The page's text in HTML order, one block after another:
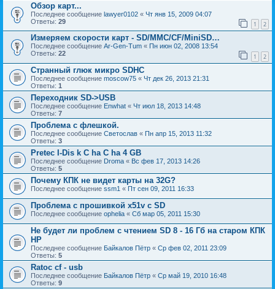
Обзор карт...
Последнее сообщение lawyer0102 « Чт янв 15, 2009 04:07
Ответы: 29 1 2
Измеряем скорости карт - SD/MMC/CF/MiniSD…
Последнее сообщение Ar-Gen-Tum « Пн июн 02, 2008 13:54
Ответы: 22 1 2
Странный глюк микро SDHC
Последнее сообщение moscow75 « Чт дек 26, 2013 21:31
Ответы: 1
Переходник SD->USB
Последнее сообщение Enwhat « Чт июл 18, 2013 14:48
Ответы: 7
Проблема с флешкой.
Последнее сообщение Светослав « Пн апр 15, 2013 11:32
Ответы: 3
Рretec I-Dis k C ha C ha 4 GB
Последнее сообщение Droma « Вс фев 17, 2013 14:26
Ответы: 5
Почему КПК не видет карты на 32G?
Последнее сообщение ssm1 « Пт сен 09, 2011 16:33
Проблема с прошивкой x51v c SD
Последнее сообщение ophelia « Сб мар 05, 2011 15:30
Не будет ли проблем с чтением SD 8 - 16 Гб на старом КПК
HP
Последнее сообщение Байкалов Пётр « Ср фев 02, 2011 23:09
Ответы: 5
Ratoc cf - usb
Последнее сообщение Байкалов Пётр « Ср май 19, 2010 16:48
Ответы: 9